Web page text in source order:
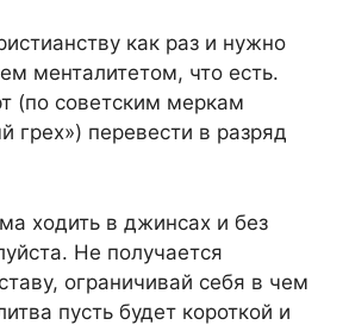
как раз и нужно
менталитетом, что есть.
(по советским меркам
грех») перевести в разряд
ходить в джинсах и без
Не получается
ограничивай себя в чем
пусть будет короткой и